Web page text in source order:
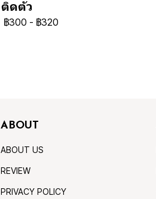
ติดตัว
฿300 - ฿320
ABOUT
ABOUT US
REVIEW
PRIVACY POLICY